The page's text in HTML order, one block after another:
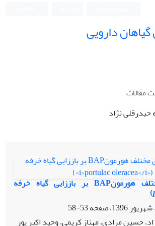
دارویی
مقالات
نژاد
اثر غلظت‌های مختلف هورمونBAP بر باززایی گیاه خرفه
)
53-58
حسین مرادی، مهناز کریمی، وحید اکبر پور